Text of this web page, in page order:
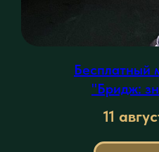
Бесплатный
"Бридж:
11